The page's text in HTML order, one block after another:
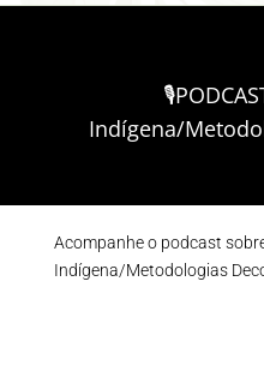
Indígena/
Acompanhe o podcast
Indígena/Metodologias